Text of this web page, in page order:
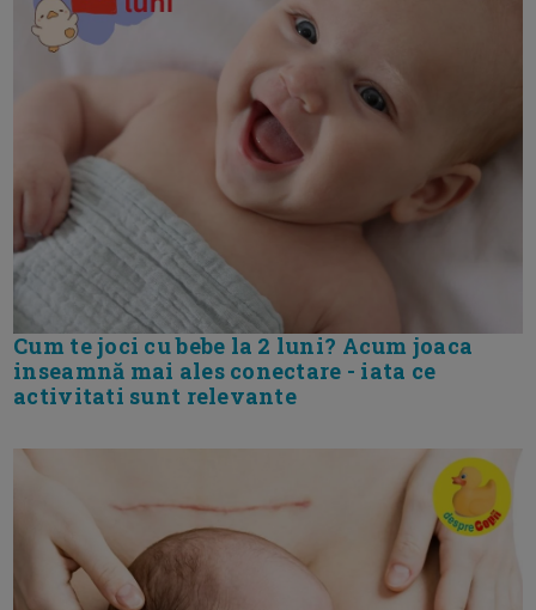
Cum te joci cu bebe la 2 luni? Acum joaca
inseamnă mai ales conectare - iata ce
activitati sunt relevante